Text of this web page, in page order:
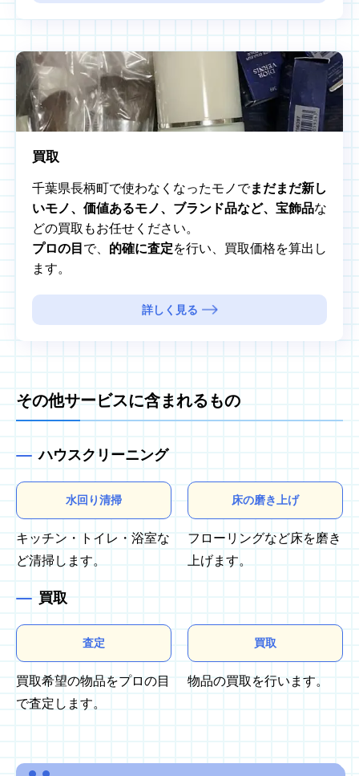
買取
千葉県長柄町で使わなくなったモノでまだまだ新し
いモノ、価値あるモノ、ブランド品など、宝飾品な
どの買取もお任せください。
プロの目 で、 的確に査定を行い、買取価格を算出し
ます。
詳しく見る
その他サービスに含まれるもの
ハウスクリーニング
水回り清掃
キッチン・トイレ・浴室な
ど清掃します。
床の磨き上げ
フローリングなど床を磨き
上げます。
買取
査定
買取希望の物品をプロの目
で査定します。
買取
物品の買取を行います。